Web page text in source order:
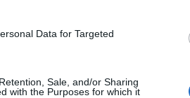
Data for Targeted
Sale, and/or Sharing
with the Purposes for which it